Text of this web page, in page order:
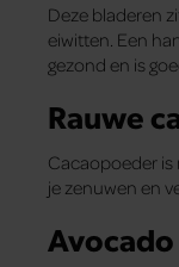
Deze bladeren
eiwitten. Een
gezond en is
Rauwe
Cacaopoeder is
je zenuwen en
Avocado